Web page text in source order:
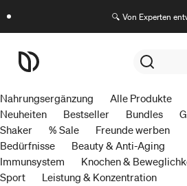
🔍 Von Experten
Nahrungsergänzung
Alle Produkte
Neuheiten
Bestseller Bundles
Shaker
% Sale
Freunde werben
Bedürfnisse
Beauty & Anti-Aging
Immunsystem
Knochen &
Sport
Leistung & Konzentration